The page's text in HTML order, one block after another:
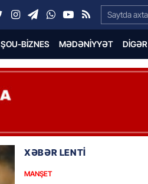
Search…
ŞOU-BIZNES MƏDƏNIYYƏT DIGƏR
XƏBƏR LENTİ
MANŞET